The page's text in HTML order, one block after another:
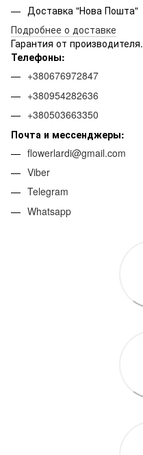
Доставка "Нова Пошта"
Подробнее о доставке
Гарантия от производителя.
Телефоны:
+380676972847
+380954282636
+380503663350
Почта и мессенджеры:
flowerlardi@gmail.com
Viber
Telegram
Whatsapp